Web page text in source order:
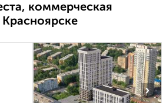
коммерческая
›